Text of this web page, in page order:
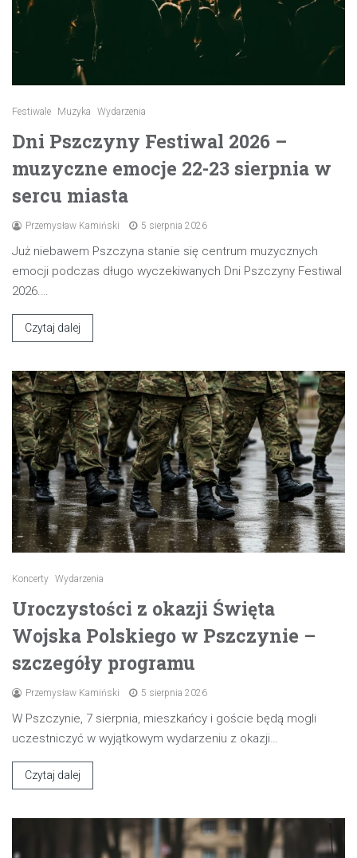
Festiwale Muzyka Wydarzenia
Dni Pszczyny Festiwal 2026 –
muzyczne emocje 22-23 sierpnia w
sercu miasta
Przemysław Kamiński 5 sierpnia 2026
Już niebawem Pszczyna stanie się centrum muzycznych
emocji podczas długo wyczekiwanych Dni Pszczyny Festiwal
2026.…
Czytaj dalej
Koncerty Wydarzenia
Uroczystości z okazji Święta
Wojska Polskiego w Pszczynie –
szczegóły programu
Przemysław Kamiński 5 sierpnia 2026
W Pszczynie, 7 sierpnia, mieszkańcy i goście będą mogli
uczestniczyć w wyjątkowym wydarzeniu z okazji…
Czytaj dalej